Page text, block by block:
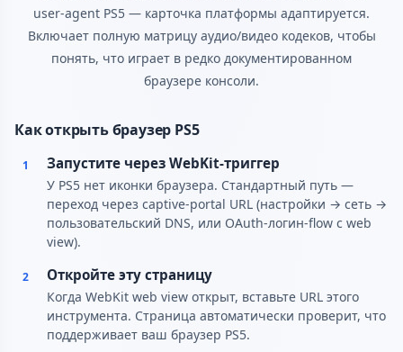
user-agent PS5 — карточка платформы адаптируется.
Включает полную матрицу аудио/видео кодеков, чтобы
понять, что играет в редко документированном
браузере консоли.
Как открыть браузер PS5
1 Запустите через WebKit-триггер
У PS5 нет иконки браузера. Стандартный путь —
переход через captive-portal URL (настройки → сеть →
пользовательский DNS, или OAuth-логин-flow с web
view).
2 Откройте эту страницу
Когда WebKit web view открыт, вставьте URL этого
инструмента. Страница автоматически проверит, что
поддерживает ваш браузер PS5.